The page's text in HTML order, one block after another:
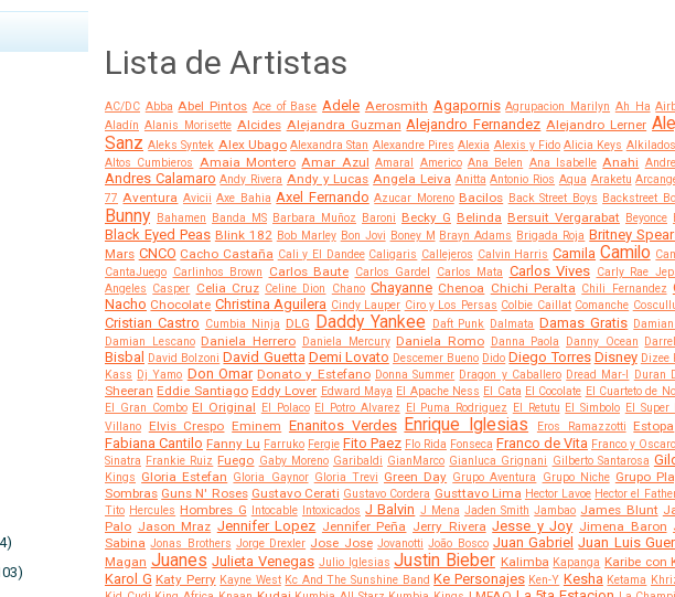
Lista de Artistas
AC/DC Abba Abel Pintos Ace of Base Adele Aerosmith Agapornis Agrupacion Marilyn Ah Ha
Aladín Alanis Morisette Alcides Alejandra Guzman Alejandro Fernandez Alejandro Lerner
Sanz Aleks Syntek Alex Ubago Alexandra Stan Alexandre Pires Alexia Alexis y Fido Alicia Keys Alkilados
Altos Cumbieros Amaia Montero Amar Azul Amaral Americo Ana Belen Ana Isabelle Anahi
Andres Calamaro Andy Rivera Andy y Lucas Angela Leiva Anitta Antonio Rios Aqua Araketu
77 Aventura Avicii Axe Bahia Axel Fernando Azucar Moreno Bacilos Back Street Boys Backstreet
Bunny
Bahamen Banda MS Barbara Muñoz Baroni Becky G Belinda Bersuit Vergarabat Beyonce
Black Eyed Peas Blink 182 Bob Marley Bon Jovi Boney M Brayn Adams Brigada Roja Britney
Mars CNCO Cacho Castaña Cali y El Dandee Caligaris Callejeros Calvin Harris Camila Camilo
CantaJuego Carlinhos Brown Carlos Baute Carlos Gardel Carlos Mata Carlos Vives Carly Rae
Angeles Casper Celia Cruz Celine Dion Chano Chayanne Chenoa Chichi Peralta Chili Fernandez
Nacho Chocolate Christina Aguilera Cindy Lauper Ciro y Los Persas Colbie Caillat Comanche
Cristian Castro Cumbia Ninja DLG Daddy Yankee Daft Punk Dalmata Damas Gratis
Damian Lescano Daniela Herrero Daniela Mercury Daniela Romo Danna Paola Danny Ocean Darrell
Bisbal
David Bolzoni David Guetta Demi Lovato Descemer Bueno Dido Diego Torres Disney Dizee
Kass Dj Yamo Don Omar Donato y Estefano Donna Summer Dragon y Caballero Dread Mar-I Duran
Sheeran Eddie Santiago Eddy Lover Edward Maya El Apache Ness El Cata El Cocolate El Cuarteto de
El Gran Combo El Original El Polaco El Potro Alvarez El Puma Rodriguez El Retutu El Simbolo El Super
Villano Elvis Crespo Eminem Enanitos Verdes Enrique Iglesias Eros Ramazzotti Estopa
Fabiana Cantilo Fanny Lu Farruko Fergie Fito Paez Flo Rida Fonseca Franco de Vita Franco y
Sinatra Frankie Ruiz Fuego Gaby Moreno Garibaldi GianMarco Gianluca Grignani Gilberto Santarosa
Kings Gloria Estefan Gloria Gaynor Gloria Trevi Green Day Grupo Aventura Grupo Niche Grupo
Sombras Guns N' Roses Gustavo Cerati Gustavo Cordera Gusttavo Lima Hector Lavoe Hector el
Tito Hercules Hombres G Intocable Intoxicados J Balvin J Mena Jaden Smith Jambao James Blunt
Palo Jason Mraz Jennifer Lopez Jennifer Peña Jerry Rivera Jesse y Joy Jimena Baron
Sabina Jonas Brothers Jorge Drexler Jose Jose Jovanotti João Bosco Juan Gabriel Juan Luis
Magan Juanes Julieta Venegas Julio Iglesias Justin Bieber Kalimba Kapanga Karibe con
Karol G Katy Perry Kayne West Kc And The Sunshine Band Ke Personajes Ken-Y Kesha Ketama